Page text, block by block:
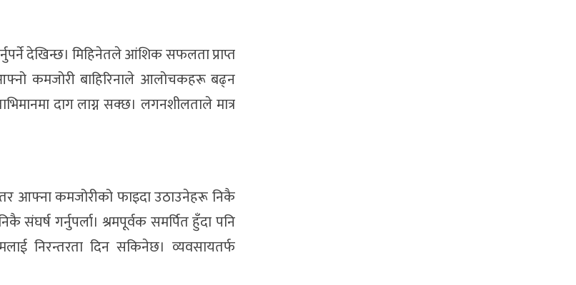
गर्नुपर्ने देखिन्छ। मिहिनेतले आंशिक सफलता प्राप्त
कमजोरी बाहिरिनाले आलोचकहरू बढ्न
दाग लाग्न सक्छ। लगनशीलताले मात्र
तर आफ्ना कमजोरीको फाइदा उठाउनेहरू निकै
गर्नुपर्ला। श्रमपूर्वक समर्पित हुँदा पनि
निरन्तरता दिन सकिनेछ। व्यवसायतर्फ